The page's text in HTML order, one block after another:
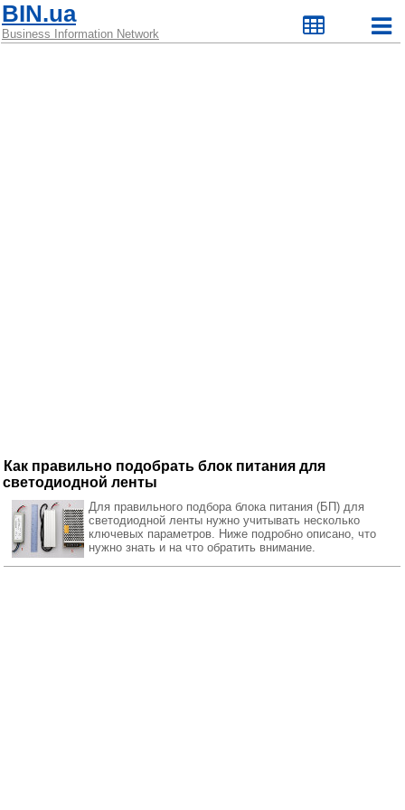
BIN.ua
Business Information Network
Как правильно подобрать блок питания для
светодиодной ленты
Для правильного подбора блока питания (БП) для
светодиодной ленты нужно учитывать несколько
ключевых параметров. Ниже подробно описано, что
нужно знать и на что обратить внимание.